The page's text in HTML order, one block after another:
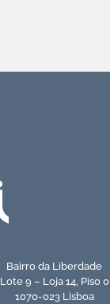
Bairro da Liberdade
Lote 9 – Loja 14, Piso 0
1070-023 Lisboa